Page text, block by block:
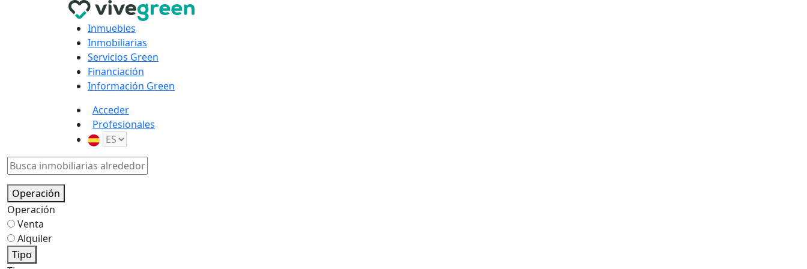
Inmuebles
Inmobiliarias
Servicios Green
Financiación
Información Green
Acceder
Profesionales
Operación
Operación
Venta
Alquiler
Tipo